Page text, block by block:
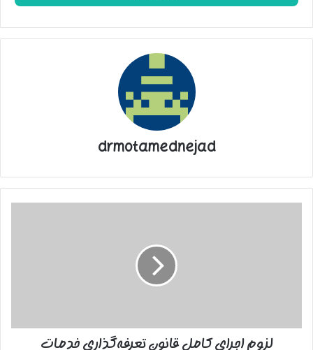
drmotamednejad
لزوم اجرای کامل قانون تعرفه‌گذاری خدمات